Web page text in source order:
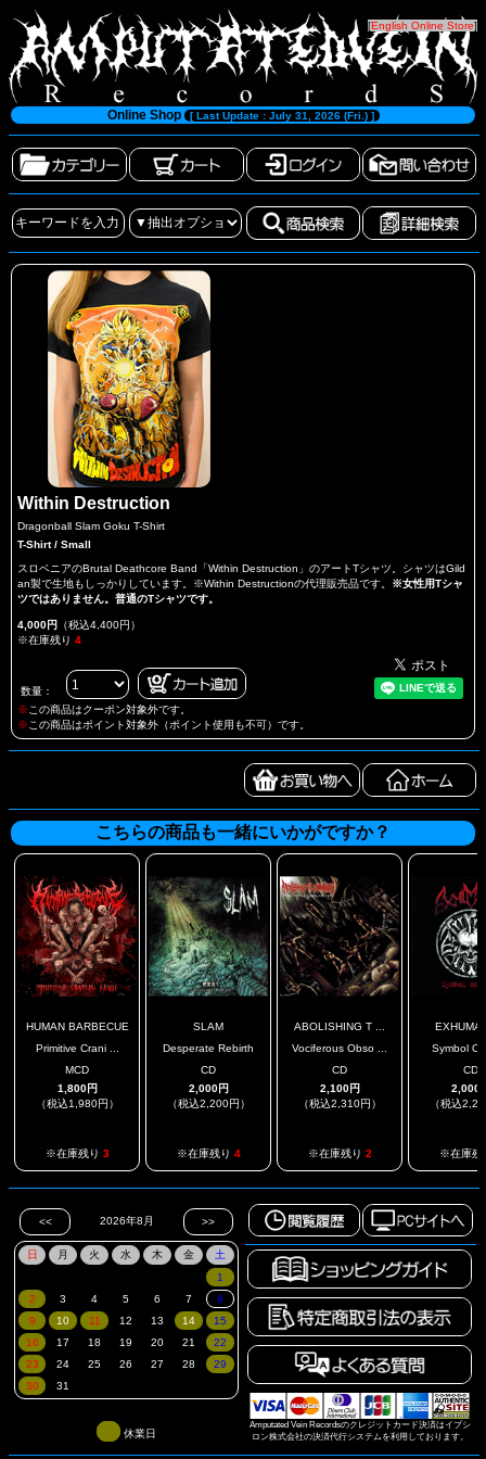
[English Online Store]
Online Shop [ Last Update : July 31, 2026 (Fri.) ]
Within Destruction
Dragonball Slam Goku T-Shirt
T-Shirt / Small
スロベニアのBrutal Deathcore Band「Within Destruction」のアートTシャツ。シャツはGild
an製で生地もしっかりしています。※Within Destructionの代理販売品です。 ※女性用Tシャ
ツではありません。普通のTシャツです。
4,000円 （税込4,400円）
※在庫残り 4
数量：
※ この商品はクーポン対象外です。
※ この商品はポイント対象外（ポイント使用も不可）です。
こちらの商品も一緒にいかがですか？
HUMAN BARBECUE
Primitive Crani ...
MCD
1,800円
（税込1,980円）
※在庫残り 3
SLAM
Desperate Rebirth
CD
2,000円
（税込2,200円）
※在庫残り 4
ABOLISHING T ...
Vociferous Obso ...
CD
2,100円
（税込2,310円）
※在庫残り 2
Symbol Of
CD
2,000
（税込
※在庫残
Amputated Vein Recordsのクレジットカード決済はイプシ
ロン株式会社の決済代行システムを利用しております。
休業日